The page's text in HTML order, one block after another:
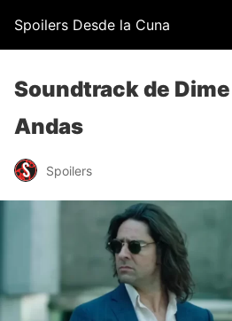
Spoilers Desde la Cuna
Soundtrack de
Andas
Spoilers